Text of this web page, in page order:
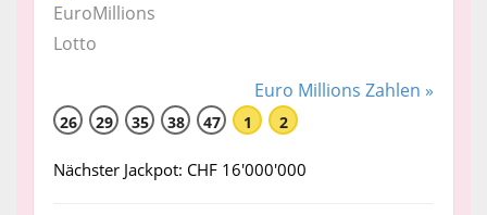
Euro Millions Zahlen »
26 29 35 38 47 1 2
Nächster Jackpot: CHF 16'000'000